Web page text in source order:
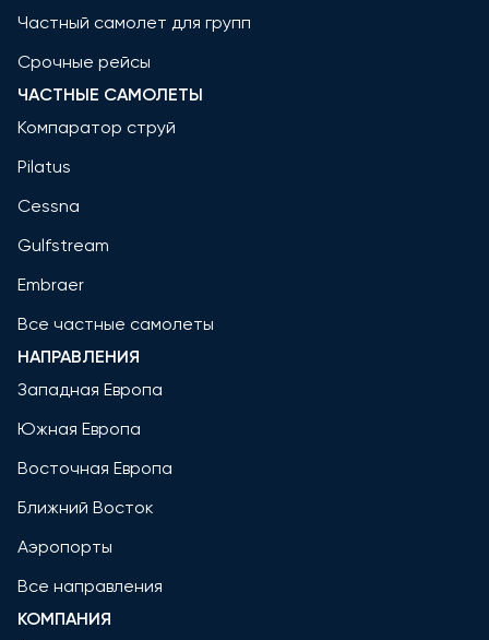
Частный самолет для групп
Срочные рейсы
ЧАСТНЫЕ САМОЛЕТЫ
Компаратор струй
Pilatus
Cessna
Gulfstream
Embraer
Все частные самолеты
НАПРАВЛЕНИЯ
Западная Европа
Южная Европа
Восточная Европа
Ближний Восток
Аэропорты
Все направления
КОМПАНИЯ